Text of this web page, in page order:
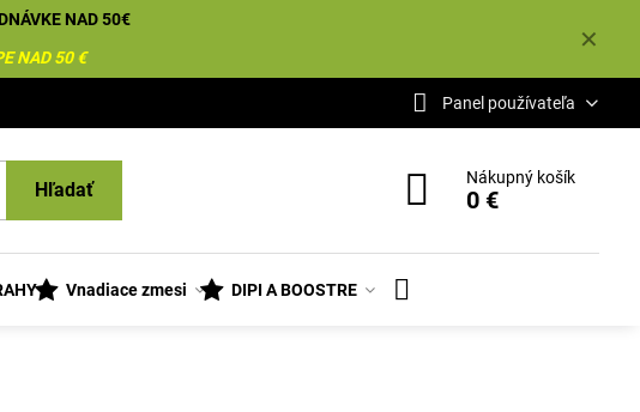
✕
NAD 50€
NAD 50 €
Panel používateľa
Hľadať
Nákupný košík
0 €
Vnadiace zmesi DIPI A BOOSTRE